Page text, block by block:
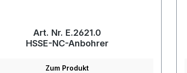
Art. Nr. E.2621.0
HSSE-NC-Anbohrer
Zum Produkt